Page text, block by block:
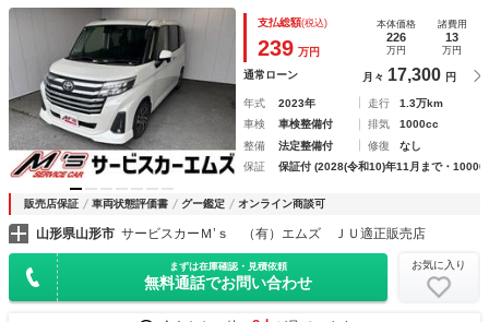
ー クルコン オートライト ＬＥＤライト 純正ナビ バッ
クモニター フルセグＴＶ Ｂｌｕｅｔｏｏｔｈ
支払総額(税込)
239 万円
本体価格
226
万円
諸費用
13
万円
通常ローン 月々 17,300 円
年式 2023年 走行
1.3万km
車検
車検整備付 排気
1000cc
整備
法定整備付 修復
なし
保証
保証付 (2028(令和10)年11月まで・
販売店保証 車両状態評価書 グー鑑定 オンライン商談可
山形県山形市 サービスカーＭ’ｓ （有）エムズ ＪＵ適正販売店
まずは在庫確認・見積依頼
無料通話でお問い合わせ
お気に入り